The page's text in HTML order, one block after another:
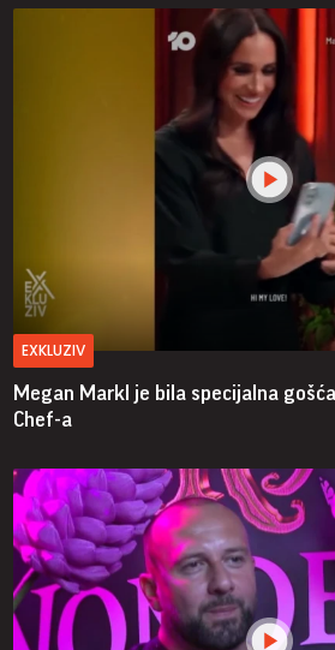
EXKLUZIV
Megan Markl je bila specijalna
Chef-a